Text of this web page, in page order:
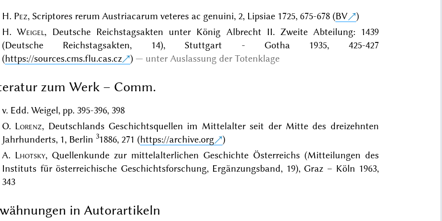
H. Pez, Scriptores rerum Austriacarum veteres ac genuini, 2, Lipsiae 1725, 675-678 (BV
)
H.Weigel, Deutsche Reichstagsakten unter König Albrecht II. Zweite Abteilung: 1439
(Deutsche Reichstagsakten, 14), Stuttgart - Gotha 1935, 425-427
(https://sources.cms.flu.cas.cz ) unter Auslassung der Totenklage
zum Werk – Comm.
v. Edd. Weigel, pp. 395-396, 398
O. Lorenz, Deutschlands Geschichtsquellen im Mittelalter seit der Mitte des dreizehnten
Jahrhunderts, 1, Berlin 31886, 271 (https://archive.org
)
A. Lhotsky, Quellenkunde zur mittelalterlichen Geschichte Österreichs (Mitteilungen des
Instituts für österreichische Geschichtsforschung, Ergänzungsband, 19), Graz – Köln 1963,
343
in Autorartikeln